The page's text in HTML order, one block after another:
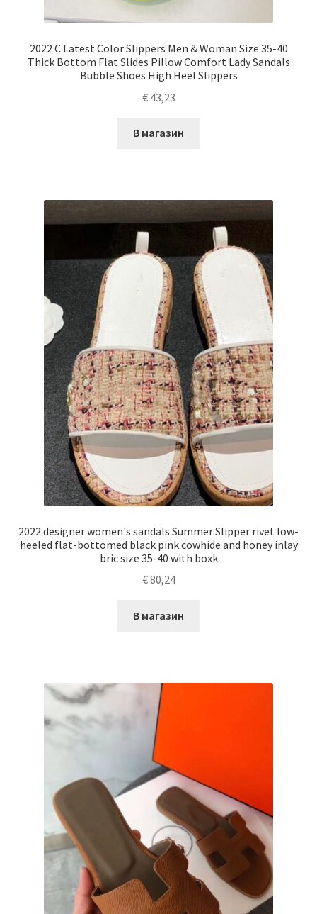
2022 C Latest Color Slippers Men & Woman Size 35-40
Thick Bottom Flat Slides Pillow Comfort Lady Sandals
Bubble Shoes High Heel Slippers
€43,23
В магазин
2022 designer women's sandals Summer Slipper rivet low-
heeled flat-bottomed black pink cowhide and honey inlay
bric size 35-40 with boxk
€80,24
В магазин